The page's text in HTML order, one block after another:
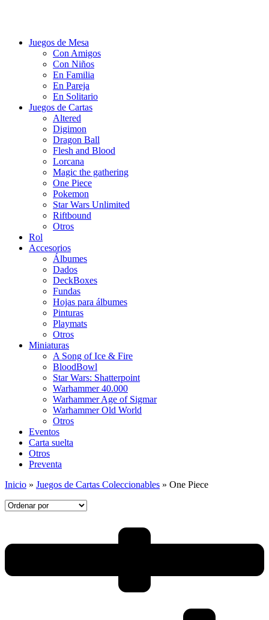
Juegos de Mesa
Con Amigos
Con Niños
En Familia
En Pareja
En Solitario
Juegos de Cartas
Altered
Digimon
Dragon Ball
Flesh and Blood
Lorcana
Magic the gathering
One Piece
Pokemon
Star Wars Unlimited
Riftbound
Otros
Rol
Accesorios
Álbumes
Dados
DeckBoxes
Fundas
Hojas para álbumes
Pinturas
Playmats
Otros
Miniaturas
A Song of Ice & Fire
BloodBowl
Star Wars: Shatterpoint
Warhammer 40.000
Warhammer Age of Sigmar
Warhammer Old World
Otros
Eventos
Carta suelta
Otros
Preventa
Inicio » Juegos de Cartas Coleccionables » One Piece